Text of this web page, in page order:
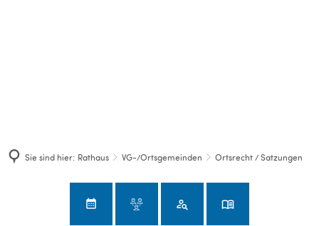
Sie sind hier: Rathaus VG-/Ortsgemeinden Ortsrecht / Satzungen